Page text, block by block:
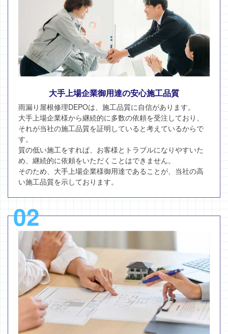
大手上場企業御用達の安心施工品質
雨漏り屋根修理DEPOは、施工品質に自信があります。
大手上場企業様から継続的に多数の依頼を受注しており、
それが当社の施工品質を証明していると考えているからで
す。
質の低い施工をすれば、お客様とトラブルになりやすいた
め、継続的に依頼をいただくことはできません。
そのため、大手上場企業様御用達であることが、当社の高
い施工品質を示しております。
02